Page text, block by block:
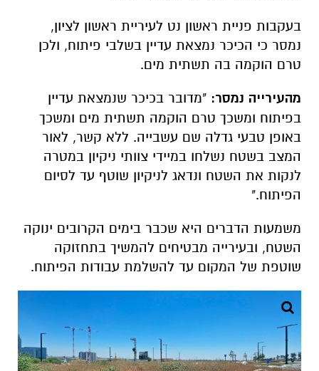
בעקבות פניית ראשון נט לעיריית ראשון לציון,
נמסר כי הכיכר נמצאת עדיין בשלבי פיתוח, ולכן
טרם הוקמה בה תשתית מים.
מהעירייה נמסר: "מדובר בכיכר שנמצאת עדיין
בפיתוח ומשכך טרם הוקמה תשתית מים ומשכך
באופן טבעי גדלה שם עשבייה. ללא קשר, לאור
המצב בשטח נשלחו במיידי צוותי ניקיון במטרה
לנקות את השטח ונדאג לניקיון שוטף עד לסיום
הפיתוח."
משמעות הדברים היא שכבר בימים הקרובים ינוקה
השטח, ובעירייה מבטיחים להמשיך בתחזוקה
שוטפת של המקום עד להשלמת עבודות הפיתוח.